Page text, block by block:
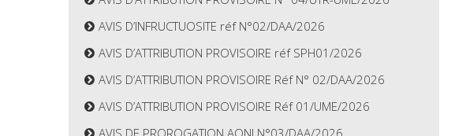
AVIS D’INFRUCTUOSITE réf N°02/DAA/2026
AVIS D’ATTRIBUTION PROVISOIRE réf SPH01/2026
AVIS D’ATTRIBUTION PROVISOIRE Réf N° 02/DAA/2026
AVIS D’ATTRIBUTION PROVISOIRE Réf 01/UME/2026
AVIS DE PROROGATION AONI N°03/DAA/2026